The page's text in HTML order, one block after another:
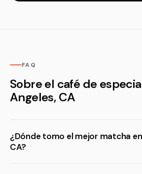
FAQ
Sobre el café de
Angeles, CA
¿Dónde tomo el mejor matcha
CA?